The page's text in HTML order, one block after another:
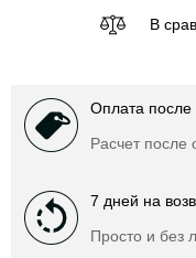
В
Оплата после
Расчет после
7 дней на
Просто и без